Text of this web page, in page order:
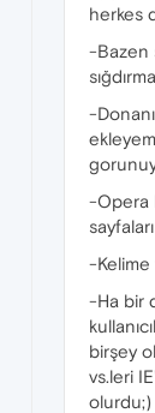
herkes
-Bazen
-
-Opera
-Kelime
-Ha bir
birşey
vs.leri
olurdu;)